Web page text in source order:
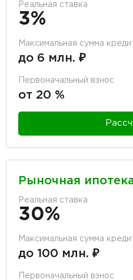
Реальная ставка
3%
Максимальная сумма
до 6 млн. ₽
Первоначальный взнос
от 20 %
Рыночная
Реальная ставка
30%
Максимальная сумма
до 100 млн. ₽
Первоначальный взнос